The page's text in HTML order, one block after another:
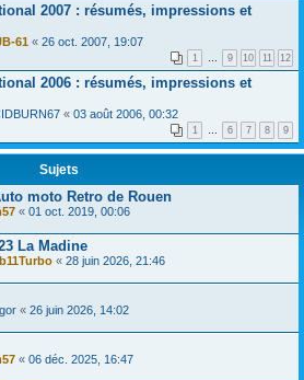
2007 : résumés, impressions et
61 « 26 oct. 2007, 19:07
1 9 10 11 12
2006 : résumés, impressions et
« 03 août 2006, 00:32
1 6 7 8 9
Sujets
moto Retro de Rouen
« 01 oct. 2019, 00:06
La Madine
« 28 juin 2026, 21:46
« 26 juin 2026, 14:02
« 06 déc. 2025, 16:47